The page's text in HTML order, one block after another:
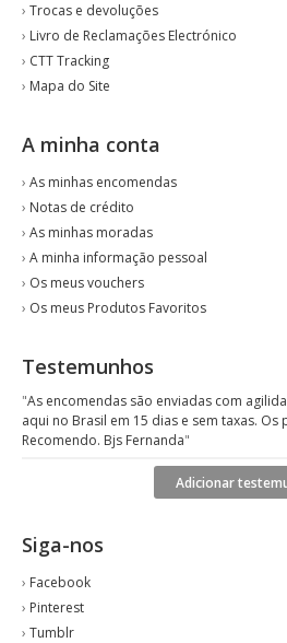
› Trocas e devoluções
› Livro de Reclamações Electrónico
› CTT Tracking
› Mapa do Site
A minha conta
› As minhas encomendas
› Notas de crédito
› As minhas moradas
› A minha informação pessoal
› Os meus vouchers
› Os meus Produtos Favoritos
Testemunhos
"As encomendas são enviadas com
aqui no Brasil em 15 dias e sem taxas.
Recomendo. Bjs Fernanda"
Adicionar
Siga-nos
› Facebook
› Pinterest
› Tumblr